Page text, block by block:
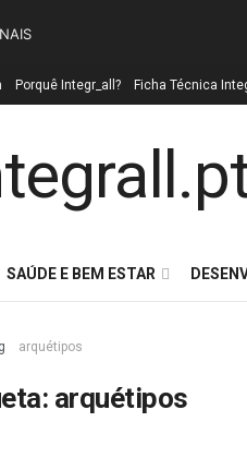
Porquê Integr_all? Ficha Técnica
SAÚDE E BEM ESTAR
arquétipos
arquétipos